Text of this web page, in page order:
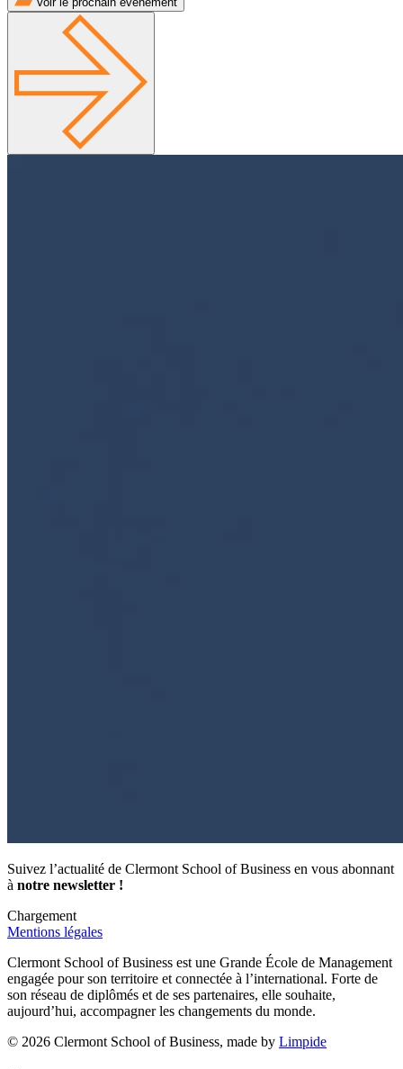
Suivez l’actualité de Clermont School of Business en vous abonnant
à notre newsletter !
Chargement
Mentions légales
Clermont School of Business est une Grande École de Management
engagée pour son territoire et connectée à l’international. Forte de
son réseau de diplômés et de ses partenaires, elle souhaite,
aujourd’hui, accompagner les changements du monde.
© 2026 Clermont School of Business, made by Limpide